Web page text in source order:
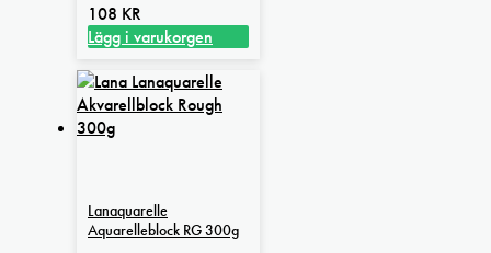
108 KR
Lägg i varukorgen
Lanaquarelle
Aquarelleblock RG 300g